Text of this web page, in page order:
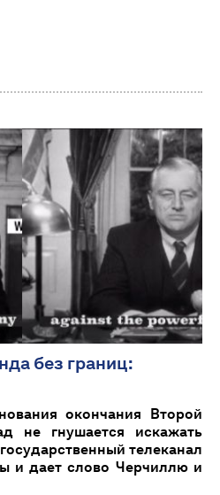
без границ:
окончания Второй
не гнушается искажать
телеканал
и дает слово Черчиллю и